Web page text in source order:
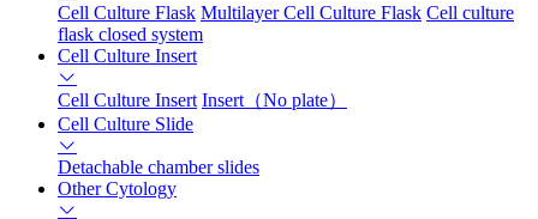
Cell Culture Flask Multilayer Cell Culture Flask Cell culture
flask closed system
Cell Culture Insert
Cell Culture Insert Insert（No plate）
Cell Culture Slide
Detachable chamber slides
Other Cytology